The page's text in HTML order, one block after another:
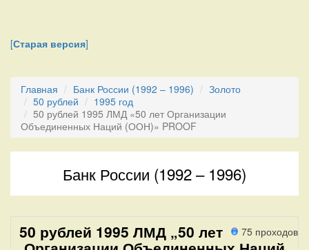
[Старая версия]
Главная Банк России (1992 – 1996)
Золото
50 рублей
1995 год
50 рублей 1995 ЛМД «50 лет Организации
Объединенных Наций (ООН)» PROOF
Банк России (1992 – 1996)
75 проходов
50 рублей 1995 ЛМД „50 лет